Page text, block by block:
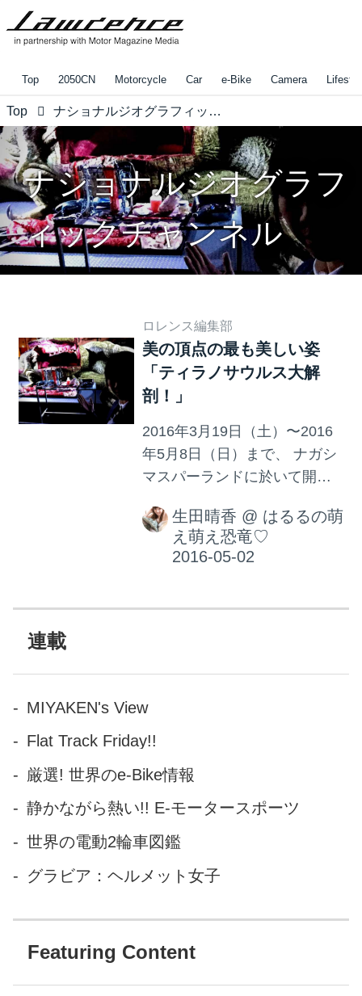
Top 2050CN Motorcycle Car e-Bike Camera
Top ナショナルジオグラフィックチャンネル
ナショナルジオグラフ
ィックチャンネル
ロレンス編集部
美の頂点の最も美しい姿
「ティラノサウルス大解
剖！」
2016年3月19日（土）〜2016
年5月8日（日）まで、 ナガシ
マスパーランドに於いて開催
専門チャンネル「ナショナル
ジオグラフィックチャンネ
ル」監修の 『世界初！ティラ
見展』 皆さんはもう行きまし
の恐竜展ではないのです。 そ
カ・フィールド博物館所蔵、
全身の90％以上の化石が発見
「SUE（スー）」をもとに復
元され、 解剖されたティラノ
臓器がメインなのです！ 本
生田晴香 @ はるるの萌
え萌え恐竜♡
連載
MIYAKEN's View
Flat Track Friday!!
厳選! 世界のe-Bike情報
静かながら熱い!! E-モータースポーツ
世界の電動2輪車図鑑
グラビア：ヘルメット女子
Featuring Content